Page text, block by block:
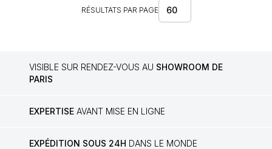
RÉSULTATS PAR PAGE 60
VISIBLE SUR RENDEZ-VOUS AU SHOWROOM DE
PARIS
EXPERTISE AVANT MISE EN LIGNE
EXPÉDITION SOUS 24H DANS LE MONDE